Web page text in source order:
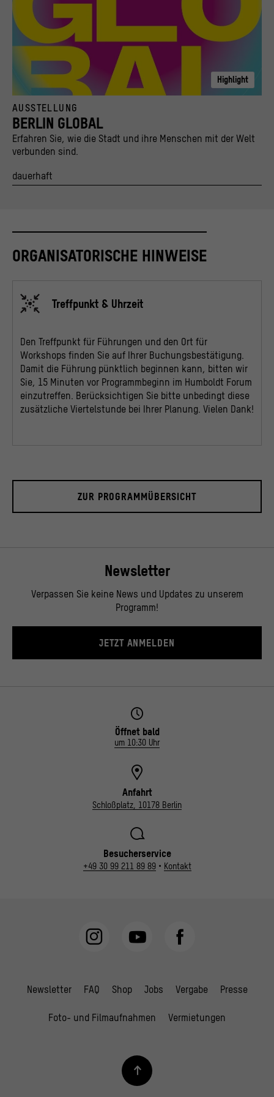
AUSSTELLUNG
BERLIN GLOBAL
Erfahren Sie, wie die Stadt und ihre Menschen mit der Welt
verbunden sind.
dauerhaft
Highlight
© Stiftung Stadtmuseum Berlin und Kulturprojekte Berlin / caromarta Studio
ORGANISATORISCHE HINWEISE
Treffpunkt & Uhrzeit
Den Treffpunkt für Führungen und den Ort für
Workshops finden Sie auf Ihrer Buchungsbestätigung.
Damit die Führung pünktlich beginnen kann, bitten wir
Sie, 15 Minuten vor Programmbeginn im Humboldt Forum
einzutreffen. Berücksichtigen Sie bitte unbedingt diese
zusätzliche Viertelstunde bei Ihrer Planung. Vielen Dank!
ZUR PROGRAMMÜBERSICHT
Newsletter
Verpassen Sie keine News und Updates zu unserem
Programm!
JETZT ANMELDEN
Öffnet bald
um 10:30 Uhr
Anfahrt
Schloßplatz, 10178 Berlin
Besucherservice
+49 30 99 211 89 89• Kontakt
Newsletter FAQ Shop Jobs Vergabe Presse
Foto- und Filmaufnahmen Vermietungen